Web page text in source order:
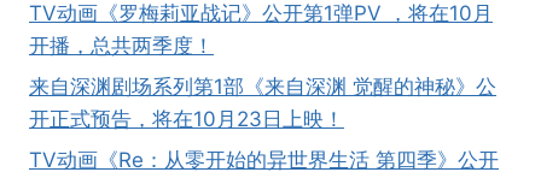
TV动画《罗梅莉亚战记》公开第1弹PV ，将在10月
开播，总共两季度！
来自深渊剧场系列第1部《来自深渊 觉醒的神秘》公
开正式预告，将在10月23日上映！
TV动画《Re：从零开始的异世界生活 第四季》公开